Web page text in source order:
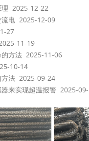
2025-12-22
电 2025-12-09
27
11-19
方法 2025-11-06
10-14
法 2025-09-24
来实现超温报警 2025-